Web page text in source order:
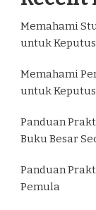
Memahami
untuk
Memahami
untuk
Panduan
Buku Besar
Panduan
Pemula